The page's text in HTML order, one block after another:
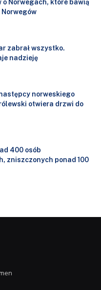
o Norwegach, które bawią
zabrał wszystko.
nadzieję
norweskiego
otwiera drzwi do
400 osób
zniszczonych ponad 100